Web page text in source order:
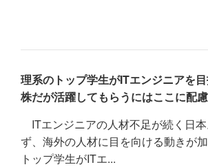
理系のトップ学生がITエンジニアを
株だが活躍してもらうにはここに配慮
ITエンジニアの人材不足が続く日
ず、海外の人材に目を向ける動きが
トップ学生がITエ...